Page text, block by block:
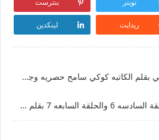
تويتر بنترست
ريدايت لينكدين
رواية أنا وحمايا الجزء الثاني بقلم الكاتبه كوكي سامح حصريه وجديده على مدونة النجم المتوهج للروايات والمعلومات
رواية خلقتي لي فقط الحلقة السادسه 6 والحلقة السابعه 7 بقلم أحلام فتحي حصريه وجديده على مدونة النجم المتوهج